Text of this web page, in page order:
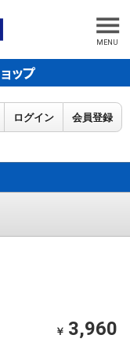
MENU
ログイン 会員登録
￥ 3,960